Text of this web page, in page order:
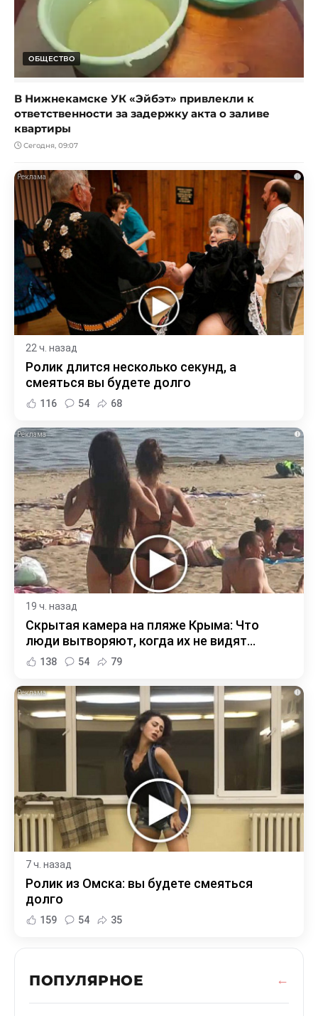
ОБЩЕСТВО
В Нижнекамске УК «Эйбэт» привлекли к
ответственности за задержку акта о заливе
квартиры
Сегодня, 09:07
i
22 ч. назад
Ролик длится несколько секунд, а
смеяться вы будете долго
116 54 68
i
19 ч. назад
Скрытая камера на пляже Крыма: Что
люди вытворяют, когда их не видят...
138 54 79
i
7 ч. назад
Ролик из Омска: вы будете смеяться
долго
159 54 35
ПОПУЛЯРНОЕ